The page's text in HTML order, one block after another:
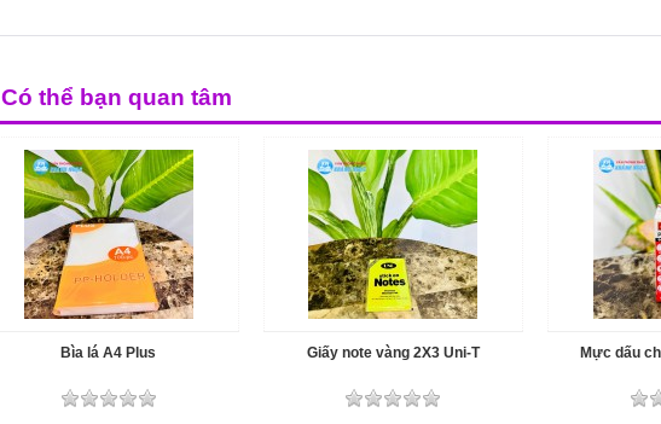
Có thể bạn quan tâm
Bìa lá A4 Plus Giấy note vàng 2X3 Uni-T Mực dấu